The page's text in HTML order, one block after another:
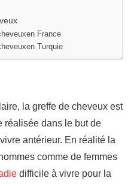
France
Turquie
la greffe de cheveux est
réalisée dans le but de
antérieur. En réalité la
comme de femmes
difficile à vivre pour la